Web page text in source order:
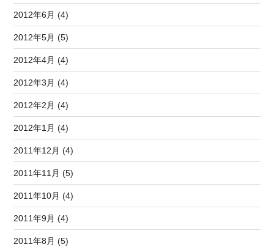
2012年6月 (4)
2012年5月 (5)
2012年4月 (4)
2012年3月 (4)
2012年2月 (4)
2012年1月 (4)
2011年12月 (4)
2011年11月 (5)
2011年10月 (4)
2011年9月 (4)
2011年8月 (5)